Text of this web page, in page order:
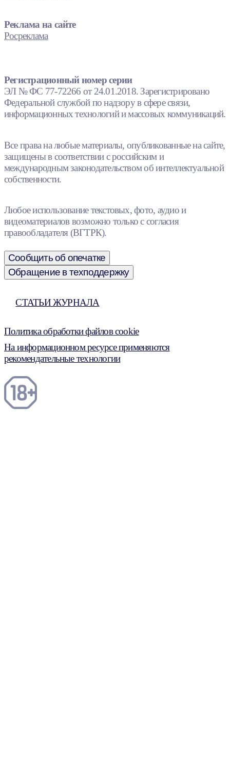
Реклама на сайте
Росреклама
Регистрационный номер серии
ЭЛ № ФС 77-72266 от 24.01.2018. Зарегистрировано
Федеральной службой по надзору в сфере связи,
информационных технологий и массовых коммуникаций.
Все права на любые материалы, опубликованные на сайте,
защищены в соответствии с российским и
международным законодательством об интеллектуальной
собственности.
Любое использование текстовых, фото, аудио и
видеоматериалов возможно только с согласия
правообладателя (ВГТРК).
Сообщить об опечатке
Обращение в техподдержку
СТАТЬИ ЖУРНАЛА
Политика обработки файлов cookie
На информационном ресурсе применяются
рекомендательные технологии